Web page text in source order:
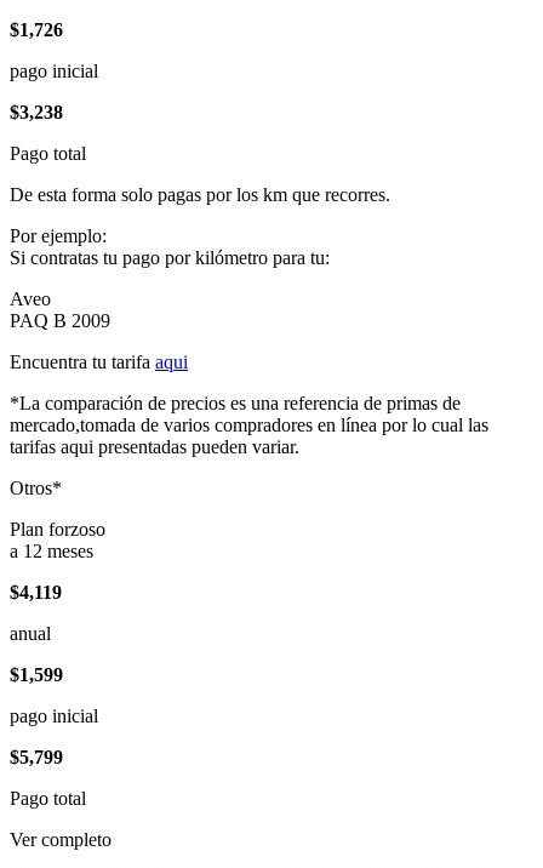
$1,726
pago inicial
$3,238
Pago total
De esta forma solo pagas por los km que recorres.
Por ejemplo:
Si contratas tu pago por kilómetro para tu:
Aveo
PAQ B 2009
Encuentra tu tarifa aqui
*La comparación de precios es una referencia de primas de
mercado,tomada de varios compradores en línea por lo cual las
tarifas aqui presentadas pueden variar.
Otros*
Plan forzoso
a 12 meses
$4,119
anual
$1,599
pago inicial
$5,799
Pago total
Ver completo